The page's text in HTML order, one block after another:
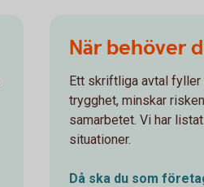
När behöver
Ett skriftliga avtal fyller
trygghet, minskar
samarbetet. Vi har
situationer.
Då ska du som